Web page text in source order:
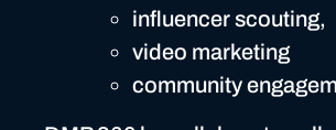
influencer scouting,
video marketing
community